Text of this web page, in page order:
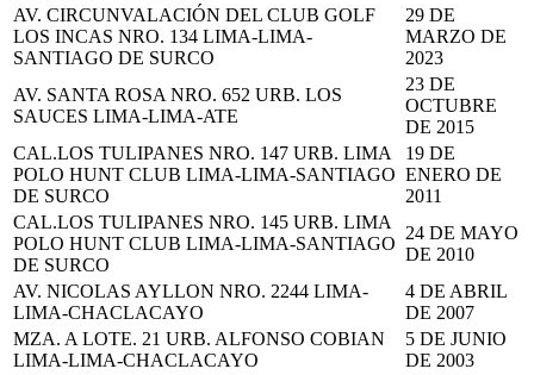
AV. CIRCUNVALACIÓN DEL CLUB GOLF
LOS INCAS NRO. 134 LIMA-LIMA-
SANTIAGO DE SURCO
29 DE
MARZO DE
2023
AV. SANTA ROSA NRO. 652 URB. LOS
SAUCES LIMA-LIMA-ATE
23 DE
OCTUBRE
DE 2015
CAL.LOS TULIPANES NRO. 147 URB. LIMA
POLO HUNT CLUB LIMA-LIMA-SANTIAGO
DE SURCO
19 DE
ENERO DE
2011
CAL.LOS TULIPANES NRO. 145 URB. LIMA
POLO HUNT CLUB LIMA-LIMA-SANTIAGO
DE SURCO
24 DE MAYO
DE 2010
AV. NICOLAS AYLLON NRO. 2244 LIMA-
LIMA-CHACLACAYO
4 DE ABRIL
DE 2007
MZA. A LOTE. 21 URB. ALFONSO COBIAN
LIMA-LIMA-CHACLACAYO
5 DE JUNIO
DE 2003